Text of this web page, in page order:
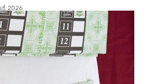
2026